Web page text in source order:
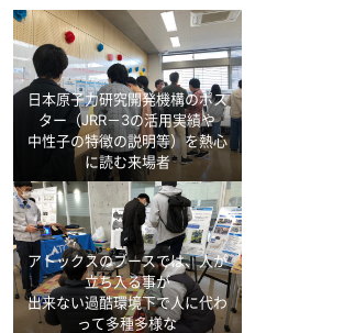
日本原子力研究開発機構のポス
ター（JRR－3の活用実績や
中性子の特徴の説明等）を熱心
に読む来場者
アトックスのブースでは、人が
立ち入る事が
出来ない過酷環境下で人に代わ
って多種多様な